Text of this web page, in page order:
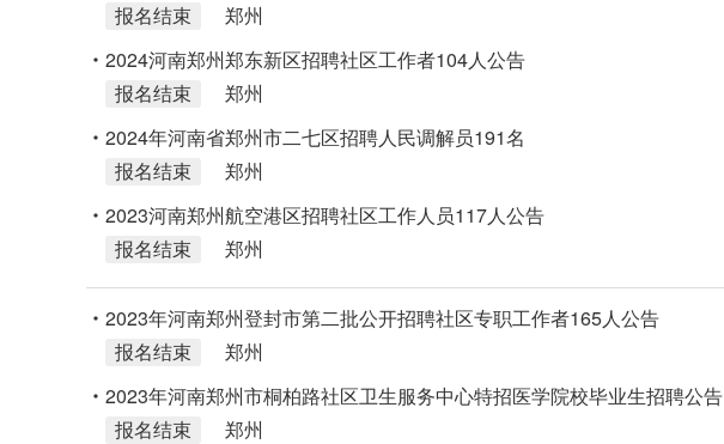
报名结束
郑州
2024河南郑州郑东新区招聘社区工作者104人公告
报名结束
郑州
2024年河南省郑州市二七区招聘人民调解员191名
报名结束
郑州
2023河南郑州航空港区招聘社区工作人员117人公告
报名结束
郑州
2023年河南郑州登封市第二批公开招聘社区专职工作者165人公告
报名结束
郑州
2023年河南郑州市桐柏路社区卫生服务中心特招医学院校毕业生招聘公告
报名结束
郑州